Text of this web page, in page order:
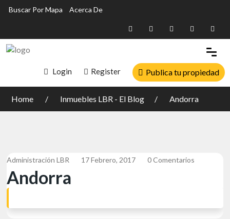
Buscar Por Mapa Acerca De
Login Register Publica tu propiedad
Home Inmuebles LBR - El Blog Andorra
Administración LBR 17 Febrero, 2017 0 Comentarios
Andorra